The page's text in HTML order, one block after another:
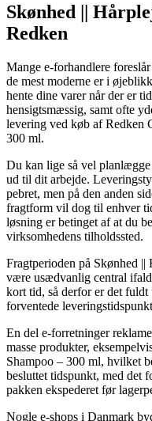
Skønhed ||
Redken
Mange e-forhandlere
de mest moderne er i
hente dine varer når der er
hensigtsmæssig, samt ofte
levering ved køb af Redken
300 ml.
Du kan lige så vel
ud til dit arbejde.
pebret, men på den anden
fragtform vil dog til enhver
løsning er betinget af at du
virksomhedens tilholdssted.
Fragtperioden på Skønhed ||
være usædvanlig central
kort tid, så derfor er det fuldt
forventede
En del e-forretninger
masse produkter,
Shampoo – 300 ml, hvilket
besluttet tidspunkt, med det
pakken ekspederet før
Nogle e-shops i Danmark